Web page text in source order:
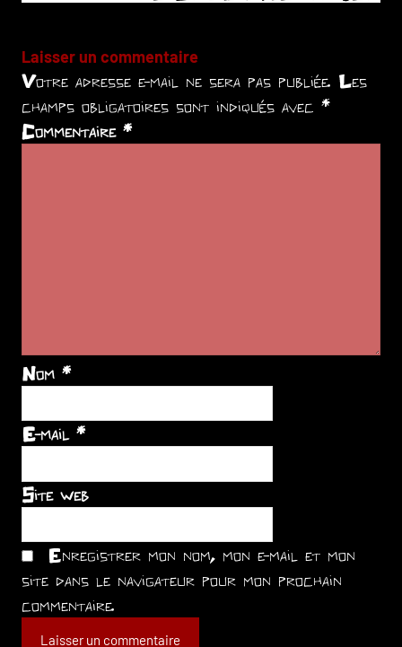
Laisser un commentaire
Votre adresse e-mail ne sera pas publiée. Les
champs obligatoires sont indiqués avec *
Commentaire *
Nom *
E-mail *
Site web
Enregistrer mon nom, mon e-mail et mon
site dans le navigateur pour mon prochain
commentaire.